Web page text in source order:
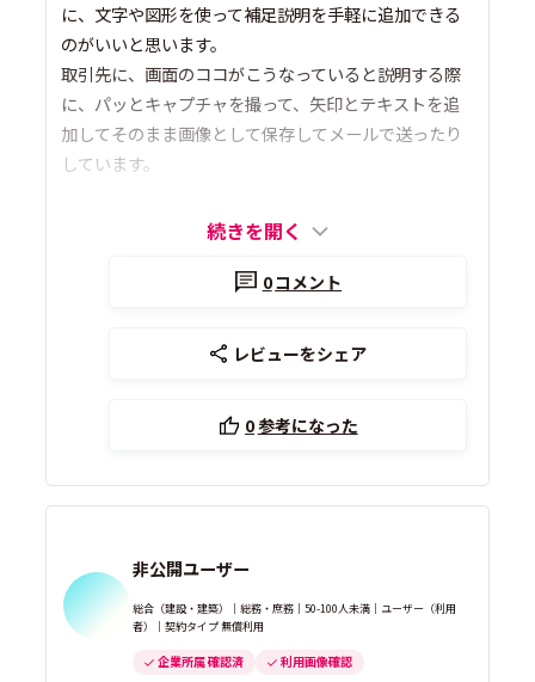
に、文字や図形を使って補足説明を手軽に追加できる
のがいいと思います。
取引先に、画面のココがこうなっていると説明する際
に、パッとキャプチャを撮って、矢印とテキストを追
加してそのまま画像として保存してメールで送ったり
しています。
続きを開く
0コメント
レビューをシェア
0参考になった
非公開ユーザー
総合（建設・建築）｜総務・庶務｜50-100人未満｜ユーザー（利用
者）｜契約タイプ 無償利用
企業所属 確認済 利用画像確認